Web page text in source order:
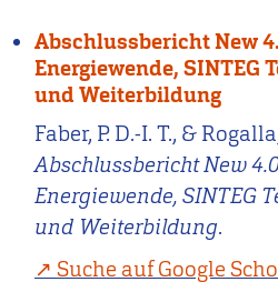
Abschlussbericht New
Energiewende, SINTEG
und Weiterbildung
Faber, P. D.-I. T., &
Abschlussbericht New
Energiewende, SINTEG
und Weiterbildung.
Suche auf Google